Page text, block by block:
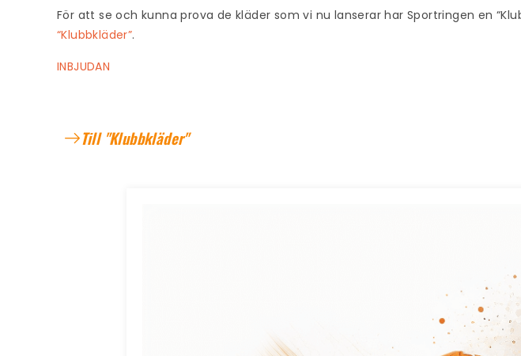
För att se och kunna prova de kläder som vi nu lanserar har Sportringen en
“Klubbkläder”.
INBJUDAN
Till "Klubbkläder"